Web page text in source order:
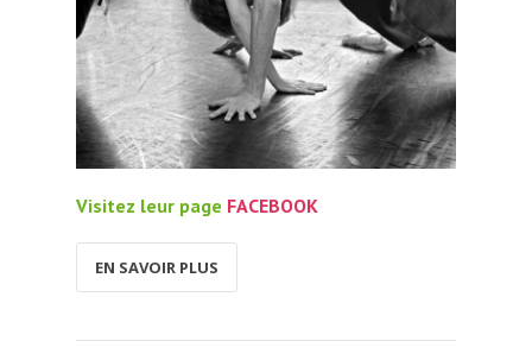
Visitez leur page FACEBOOK
EN SAVOIR PLUS